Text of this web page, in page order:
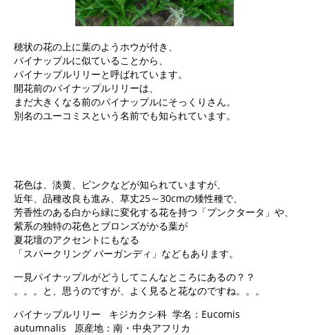
穂状の花の上に葉のようホウが付き、
パイナップルに似ていることから、
パイナップルリリーと呼ばれています。
開花前のパイナップルリリーは、
まだ大きくなる前のパイナップルにそっくりさん。
別名のユーコミスという名前でも知られています。
花色は、淡黄、ピンクなどが知られていますが、
近年、品種改良も進み、草丈25～30cmの矮性種で、
芳香性のある白から緑に変化する花を持つ「プンクタータ」や、
紫系の独特の花色とブロンズがかる葉が
夏花壇のアクセントにもなる
「スパークリング バーガンディ」などもあります。
一見パイナップルがどうしてこんなところにあるの？？
。。。と、思うのですが、よく見ると花なのですね。。。
パイナップルリリー キジカクシ科 学名：Eucomis
autumnalis 原産地：南・中央アフリカ